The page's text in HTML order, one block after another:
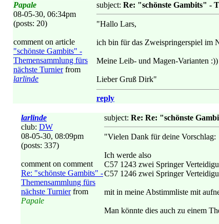
Papale
08-05-30, 06:34pm
(posts: 20)
comment on article
"schönste Gambits" -
Themensammlung fürs
nächste Turnierfrom
larlinde
subject: Re: "schönste Gambits" -
"Hallo Lars,
ich bin für das Zweispringerspiel im
Meine Leib- und Magen-Varianten :))
Lieber Gruß Dirk"
reply
larlinde
club: DW
08-05-30, 08:09pm
(posts: 337)
comment on comment
Re: "schönste Gambits" -
Themensammlung fürs
nächste Turnierfrom
Papale
subject: Re: Re: "schönste
"Vielen Dank für deine Vorschlag:
Ich werde also
C57 1243 zwei Springer
C57 1246 zwei Springer
mit in meine Abstimmliste mit
Man könnte dies auch zu einem